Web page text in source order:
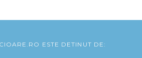
ESTE DETINUT DE: